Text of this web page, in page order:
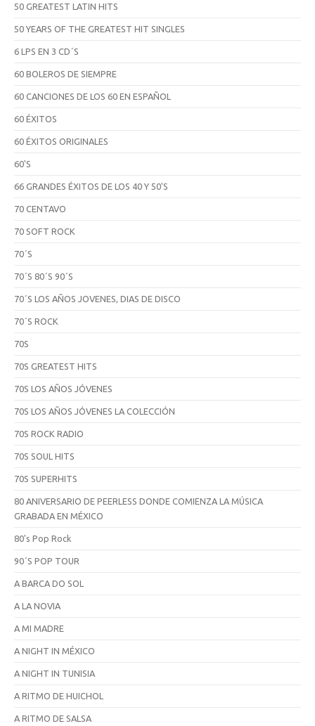
50 GREATEST LATIN HITS
50 YEARS OF THE GREATEST HIT SINGLES
6 LPS EN 3 CD´S
60 BOLEROS DE SIEMPRE
60 CANCIONES DE LOS 60 EN ESPAÑOL
60 ÉXITOS
60 ÉXITOS ORIGINALES
60'S
66 GRANDES ÉXITOS DE LOS 40 Y 50'S
70 CENTAVO
70 SOFT ROCK
70´S
70´S 80´S 90´S
70´S LOS AÑOS JOVENES, DIAS DE DISCO
70´S ROCK
70S
70S GREATEST HITS
70S LOS AÑOS JÓVENES
70S LOS AÑOS JÓVENES LA COLECCIÓN
70S ROCK RADIO
70S SOUL HITS
70S SUPERHITS
80 ANIVERSARIO DE PEERLESS DONDE COMIENZA LA MÚSICA
GRABADA EN MÉXICO
80's Pop Rock
90´S POP TOUR
A BARCA DO SOL
A LA NOVIA
A MI MADRE
A NIGHT IN MÉXICO
A NIGHT IN TUNISIA
A RITMO DE HUICHOL
A RITMO DE SALSA